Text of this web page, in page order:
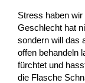
Stress haben
Geschlecht hat
sondern will das
offen behandeln
fürchtet und
die Flasche